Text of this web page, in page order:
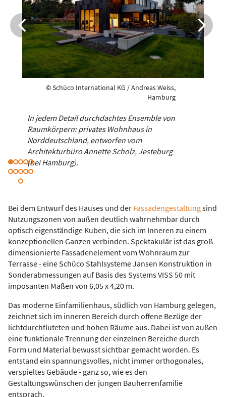
© Schüco International KG / Andreas Weiss,
Hamburg
In jedem Detail durchdachtes Ensemble von
Raumkörpern: privates Wohnhaus in
Norddeutschland, entworfen vom
Architekturbüro Annette Scholz, Jesteburg
(bei Hamburg).
Bei dem Entwurf des Hauses und der Fassadengestaltungsind
Nutzungszonen von außen deutlich wahrnehmbar durch
optisch eigenständige Kuben, die sich im Inneren zu einem
konzeptionellen Ganzen verbinden. Spektakulär ist das groß
dimensionierte Fassadenelement vom Wohnraum zur
Terrasse - eine Schüco Stahlsysteme Jansen Konstruktion in
Sonderabmessungen auf Basis des Systems VISS 50 mit
imposanten Maßen von 6,05 x 4,20 m.
Das moderne Einfamilienhaus, südlich von Hamburg gelegen,
zeichnet sich im inneren Bereich durch offene Bezüge der
lichtdurchfluteten und hohen Räume aus. Dabei ist von außen
eine funktionale Trennung der einzelnen Bereiche durch
Form und Material bewusst sichtbar gemacht worden. Es
entstand ein spannungsvolles, nicht immer orthogonales,
verspieltes Gebäude - ganz so, wie es den
Gestaltungswünschen der jungen Bauherrenfamilie
entsprach.